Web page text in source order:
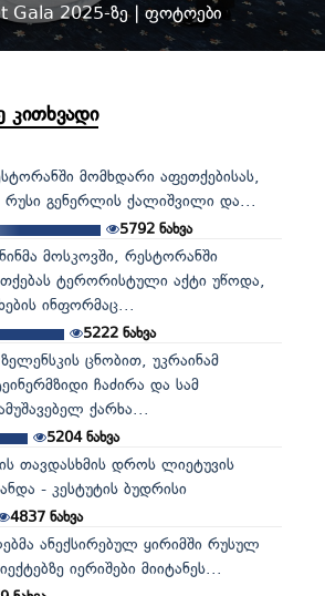
Gala 2025-ზე | ფოტოები
კითხვადი
მომხდარი აფეთქებისას,
გენერლის ქალიშვილი და...
5792 ნახვა
მოსკოვში, რესტორანში
ტერორისტული აქტი უწოდა,
ინფორმაც...
5222ნახვა
ცნობით, უკრაინამ
ჩაძირა და სამ
ქარხა...
5204ნახვა
თავდასხმის დროს ლიეტუვის
- კესტუტის ბუდრისი
4837ნახვა
ანექსირებულ ყირიმში რუსულ
იერიშები მიიტანეს...